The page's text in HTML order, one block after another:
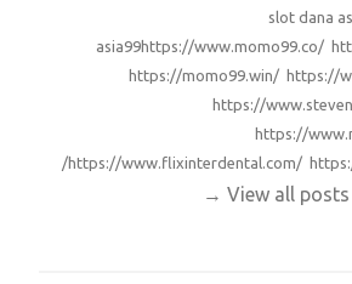
slot dana
asia99https://www.momo99.co/
https://momo99.win/ https://
https://
https://
https://www.flixinterdental.com/
View all
→